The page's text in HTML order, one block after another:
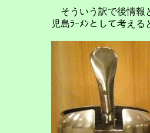
そういう訳で後情報
児島ﾗｰﾒﾝとして考える